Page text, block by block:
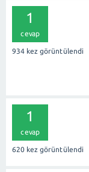
1
cevap
934 kez görüntülendi
1
cevap
620 kez görüntülendi